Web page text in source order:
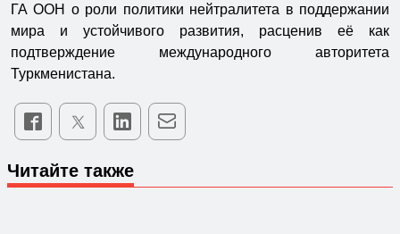
ГА ООН о роли политики нейтралитета в поддержании
мира и устойчивого развития, расценив её как
подтверждение международного авторитета
Туркменистана.
Читайте также